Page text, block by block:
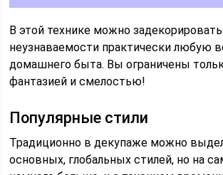
В этой технике можно
неузнаваемости практически любую
домашнего быта. Вы ограничены
фантазией и смелостью!
Популярные стили
Традиционно в декупаже можно
основных, глобальных стилей, но на